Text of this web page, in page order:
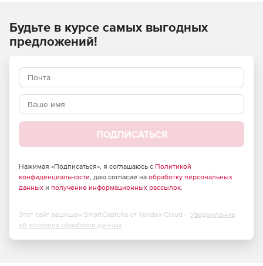
ящиков, включая письма, события календаря и контакты.
Будьте в курсе самых выгодных
предложений!
ПОДПИСАТЬСЯ
Нажимая «Подписаться», я соглашаюсь с Политикой
конфиденциальности, даю согласие на обработку персональных
данных и получение информационных рассылок.
Этот сайт защищен SmartCaptcha от Yandex Cloud - Уведомление
об условиях обработки данных